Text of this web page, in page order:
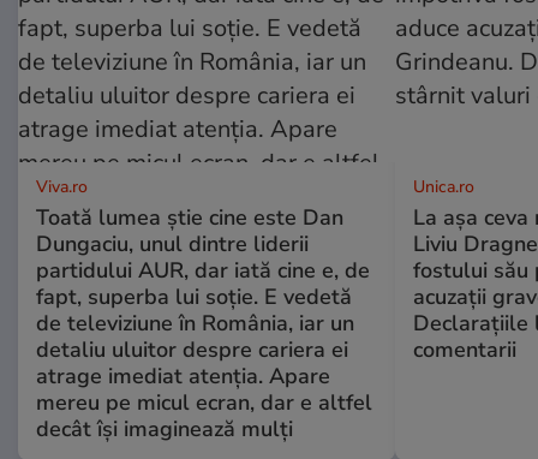
Viva.ro
Toată lumea știe cine este Dan
Dungaciu, unul dintre liderii
partidului AUR, dar iată cine e, de
fapt, superba lui soție. E vedetă
de televiziune în România, iar un
detaliu uluitor despre cariera ei
atrage imediat atenția. Apare
mereu pe micul ecran, dar e altfel
decât își imaginează mulți
Unica.ro
La așa
Liviu
fostului său
acuzații
Declarațiile
comentarii